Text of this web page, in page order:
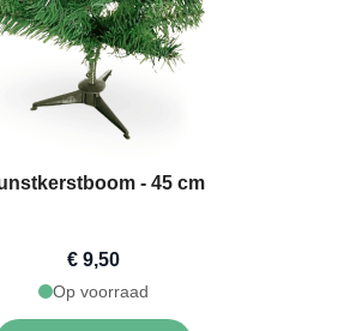
- 45 cm
€ 9,50
Op voorraad